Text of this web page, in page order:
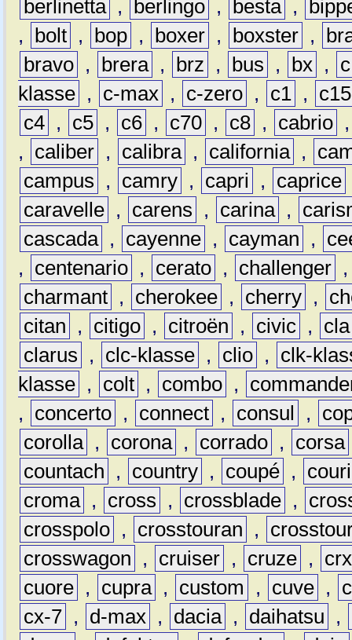
berlinetta , berlingo , besta ,
,
bolt , bop , boxer , boxster ,
bravo , brera , brz , bus , bx ,
c
klasse , c-max , c-zero , c1 ,
c15
c4 , c5 , c6 , c70 , c8 , cabrio
,
caliber , calibra , california ,
campus
, camry , capri , caprice
caravelle , carens , carina ,
cascada , cayenne , cayman ,
,
centenario , cerato , challenger
charmant , cherokee , cherry ,
citan
, citigo , citroën , civic ,
cla
clarus
, clc-klasse , clio ,
clk-
klasse , colt , combo ,
,
concerto , connect , consul ,
corolla , corona , corrado , corsa
countach
, country , coupé ,
croma , cross , crossblade ,
crosspolo , crosstouran ,
crosswagon
, cruiser , cruze ,
crx
cuore , cupra , custom , cuve ,
cx-7 , d-max , dacia , daihatsu
,